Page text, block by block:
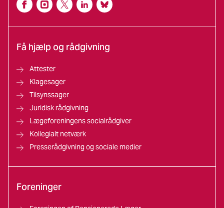
Få hjælp og rådgivning
Attester
Klagesager
Tilsynssager
Juridisk rådgivning
Lægeforeningens socialrådgiver
Kollegialt netværk
Presserådgivning og sociale medier
Foreninger